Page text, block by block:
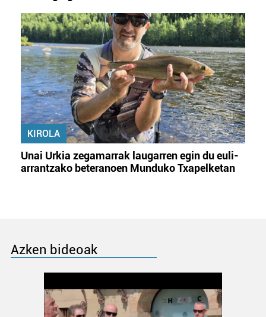
KIROLA
Unai Urkia zegamarrak laugarren egin du euli-
arrantzako beteranoen Munduko Txapelketan
Azken bideoak